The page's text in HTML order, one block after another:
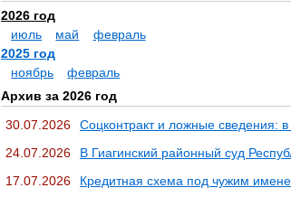
2026 год
июль
май
февраль
2025 год
ноябрь
февраль
Архив за 2026 год
30.07.2026
Соцконтракт и ложные сведения:
24.07.2026
В Гиагинский районный суд
17.07.2026
Кредитная схема под чужим